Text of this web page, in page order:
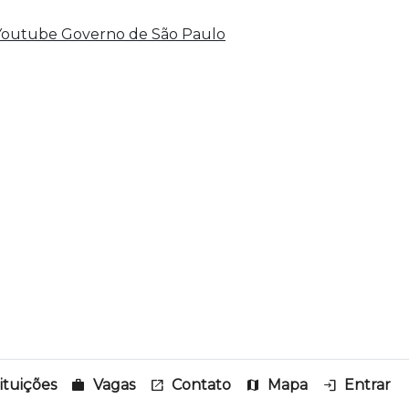
work Vagas open_in_new Contato map Mapa login Entrar